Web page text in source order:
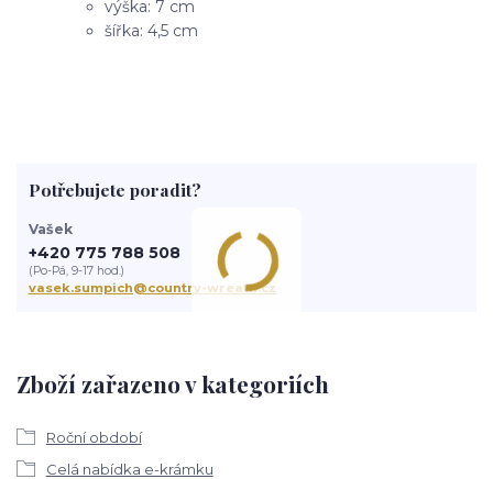
výška: 7 cm
šířka: 4,5 cm
Zboží zařazeno v kategoriích
Roční období
Celá nabídka e-krámku
Potřebujete poradit?
Vašek
+420 775 788 508
(Po-Pá, 9-17 hod.)
vasek.sumpich@country-wreath.cz